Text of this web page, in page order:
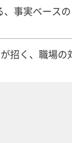
事実ベース
招く、職場の